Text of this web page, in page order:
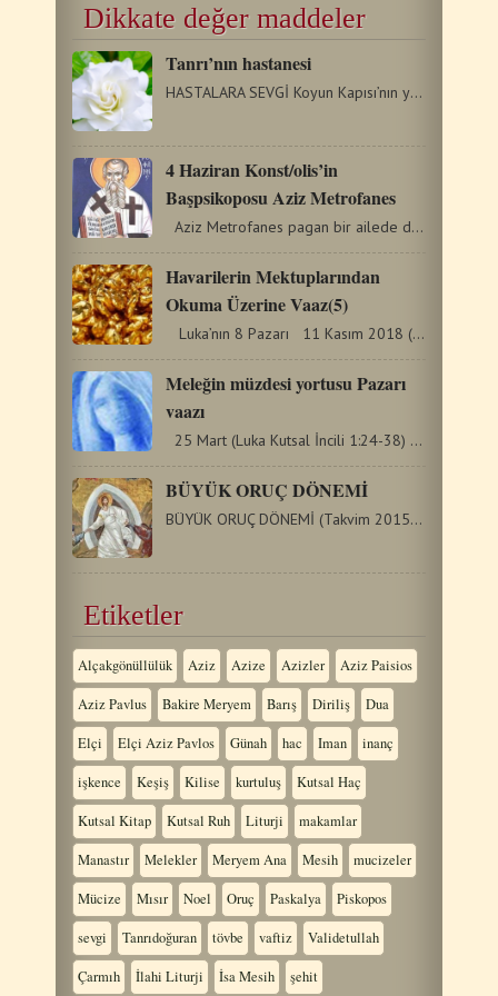
Dikkate değer maddeler
Tanrı’nın hastanesi
HASTALARA SEVGİ Koyun Kapısı’nın yanında bulunan ve Betsayda…
4 Ηaziran Konst/olis’in
Başpsikoposu Aziz Metrofanes
Aziz Metrofanes pagan bir ailede doğmuş olsa da, sonradan…
Havarilerin Mektuplarından
Okuma Üzerine Vaaz(5)
Luka’nın 8 Pazarı 11 Kasım 2018 (2.Korintoslulara…
Meleğin müzdesi yortusu Pazarı
vaazı
25 Mart (Luka Kutsal İncili 1:24-38) Bugün bütün insanlar…
BÜYÜK ORUÇ DÖNEMİ
BÜYÜK ORUÇ DÖNEMİ (Takvim 2015) Not: Aşağıdaki…
Etiketler
Alçakgönüllülük Aziz Azize Azizler Aziz Paisios
Aziz Pavlus Bakire Meryem Barış Diriliş Dua
Elçi Elçi Aziz Pavlos Günah hac Iman inanç
işkence Keşiş Kilise kurtuluş Kutsal Haç
Kutsal Kitap Kutsal Ruh Liturji makamlar
Manastır Melekler Meryem Ana Mesih mucizeler
Mücize Mısır Noel Oruç Paskalya Piskopos
sevgi Tanrıdoğuran tövbe vaftiz Validetullah
Çarmıh İlahi Liturji İsa Mesih şehit